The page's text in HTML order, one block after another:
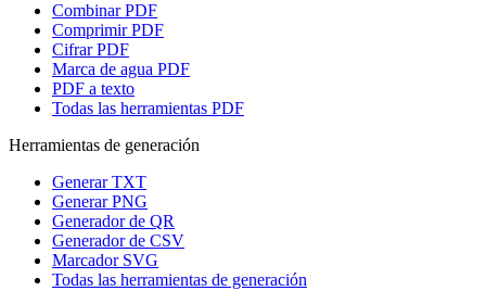
Combinar PDF
Comprimir PDF
Cifrar PDF
Marca de agua PDF
PDF a texto
Todas las herramientas PDF
Herramientas de generación
Generar TXT
Generar PNG
Generador de QR
Generador de CSV
Marcador SVG
Todas las herramientas de generación